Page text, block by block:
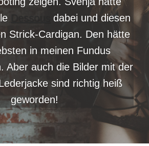
dabei und diesen
Strick-Cardigan. Den hätte
in meinen Fundus
Aber auch die Bilder mit der
sind richtig heiß
geworden!